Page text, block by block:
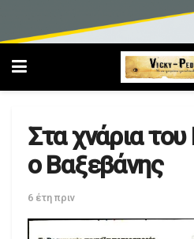
Στα χνάρια
ο Βαξεβάνης
6 έτη πριν